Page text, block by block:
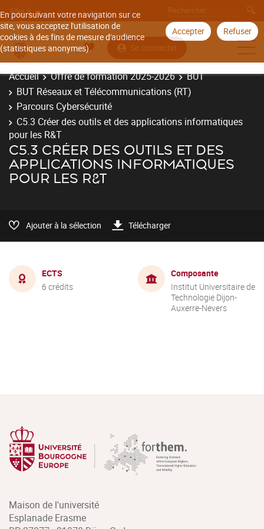
En poursuivant votre navigation sur ce
site, vous acceptez l'utilisation de
cookies à des fins de mesure d'audience
(statistiques anonymes).
Accepter Refuser
Aller à
Se connecter
Accueil Offre de formation 2025-2026
BUT
BUT Réseaux et Télécommunications (RT)
Parcours Cybersécurité
C5.3 Créer des outils et des applications informatiques
pour les R&T
C5.3 CRÉER DES OUTILS ET DES
APPLICATIONS INFORMATIQUES
POUR LES R&T
Ajouter à la sélection Télécharger
ECTS
6 crédits
Composante
Institut Universitaire de
Technologie Dijon-
Auxerre-Nevers
Maison de l'université
Esplanade Erasme